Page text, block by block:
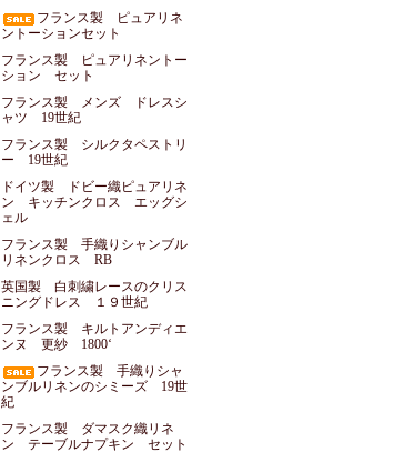
フランス製 ピュアリネ
ントーションセット
フランス製 ピュアリネントー
ション セット
フランス製 メンズ ドレスシ
ャツ 19世紀
フランス製 シルクタペストリ
ー 19世紀
ドイツ製 ドビー織ピュアリネ
ン キッチンクロス エッグシ
ェル
フランス製 手織りシャンブル
リネンクロス RB
英国製 白刺繍レースのクリス
ニングドレス １９世紀
フランス製 キルトアンディエ
ンヌ 更紗 1800‘
フランス製 手織りシャ
ンブルリネンのシミーズ 19世
紀
フランス製 ダマスク織リネ
ン テーブルナプキン セット